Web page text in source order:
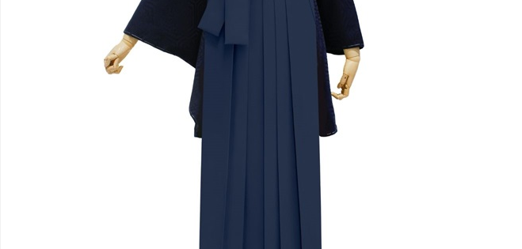
FURISODE
振袖